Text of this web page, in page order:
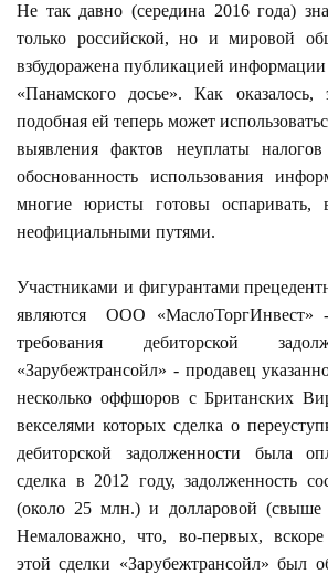
Не так давно (середина 2016 года)
только российской, но и мировой
взбудоражена публикацией информации
«Панамского досье». Как
подобная ей теперь может
выявления фактов неуплаты
обоснованность использования
многие юристы готовы оспаривать,
неофициальными путями.
Участниками и фигурантами
являются ООО «МаслоТоргИнвест» -
требования дебиторской
«Зарубежтрансойл» - продавец
несколько оффшоров с Британских
векселями которых сделка о
дебиторской задолженности была
сделка в 2012 году, задолженность
(около 25 млн.) и долларовой (свыше
Немаловажно, что, во-первых,
этой сделки «Зарубежтрансойл» был